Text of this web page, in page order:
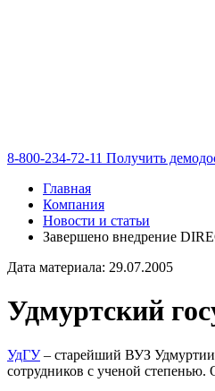
8-800-234-72-11 Получить
Главная
Компания
Новости и статьи
Завершено внедрение
Дата материала: 29.07.2005
Удмуртский
УдГУ– старейший ВУЗ Удмуртии,
сотрудников с ученой степенью.